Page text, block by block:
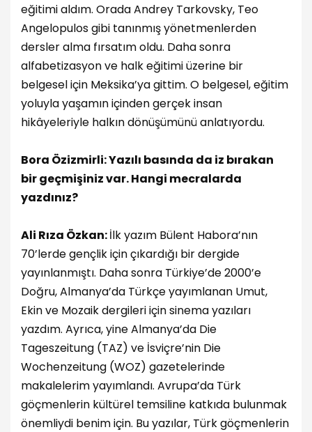
eğitimi aldım. Orada Andrey Tarkovsky, Teo
Angelopulos gibi tanınmış yönetmenlerden
dersler alma fırsatım oldu. Daha sonra
alfabetizasyon ve halk eğitimi üzerine bir
belgesel için Meksika’ya gittim. O belgesel, eğitim
yoluyla yaşamın içinden gerçek insan
hikâyeleriyle halkın dönüşümünü anlatıyordu.
Bora Özizmirli: Yazılı basında da iz bırakan
bir geçmişiniz var. Hangi mecralarda
yazdınız?
Ali Rıza Özkan:İlk yazım Bülent Habora’nın
70’lerde gençlik için çıkardığı bir dergide
yayınlanmıştı. Daha sonra Türkiye’de 2000’e
Doğru, Almanya’da Türkçe yayımlanan Umut,
Ekin ve Mozaik dergileri için sinema yazıları
yazdım. Ayrıca, yine Almanya’da Die
Tageszeitung (TAZ) ve İsviçre’nin Die
Wochenzeitung (WOZ) gazetelerinde
makalelerim yayımlandı. Avrupa’da Türk
göçmenlerin kültürel temsiline katkıda bulunmak
önemliydi benim için. Bu yazılar, Türk göçmenlerin